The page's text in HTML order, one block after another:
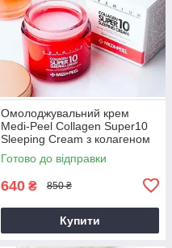
Омолоджувальний крем
Medi-Peel Collagen Super10
Sleeping Cream з колагеном
70 мл
Готово до відправки
640 ₴ 850 ₴
Купити